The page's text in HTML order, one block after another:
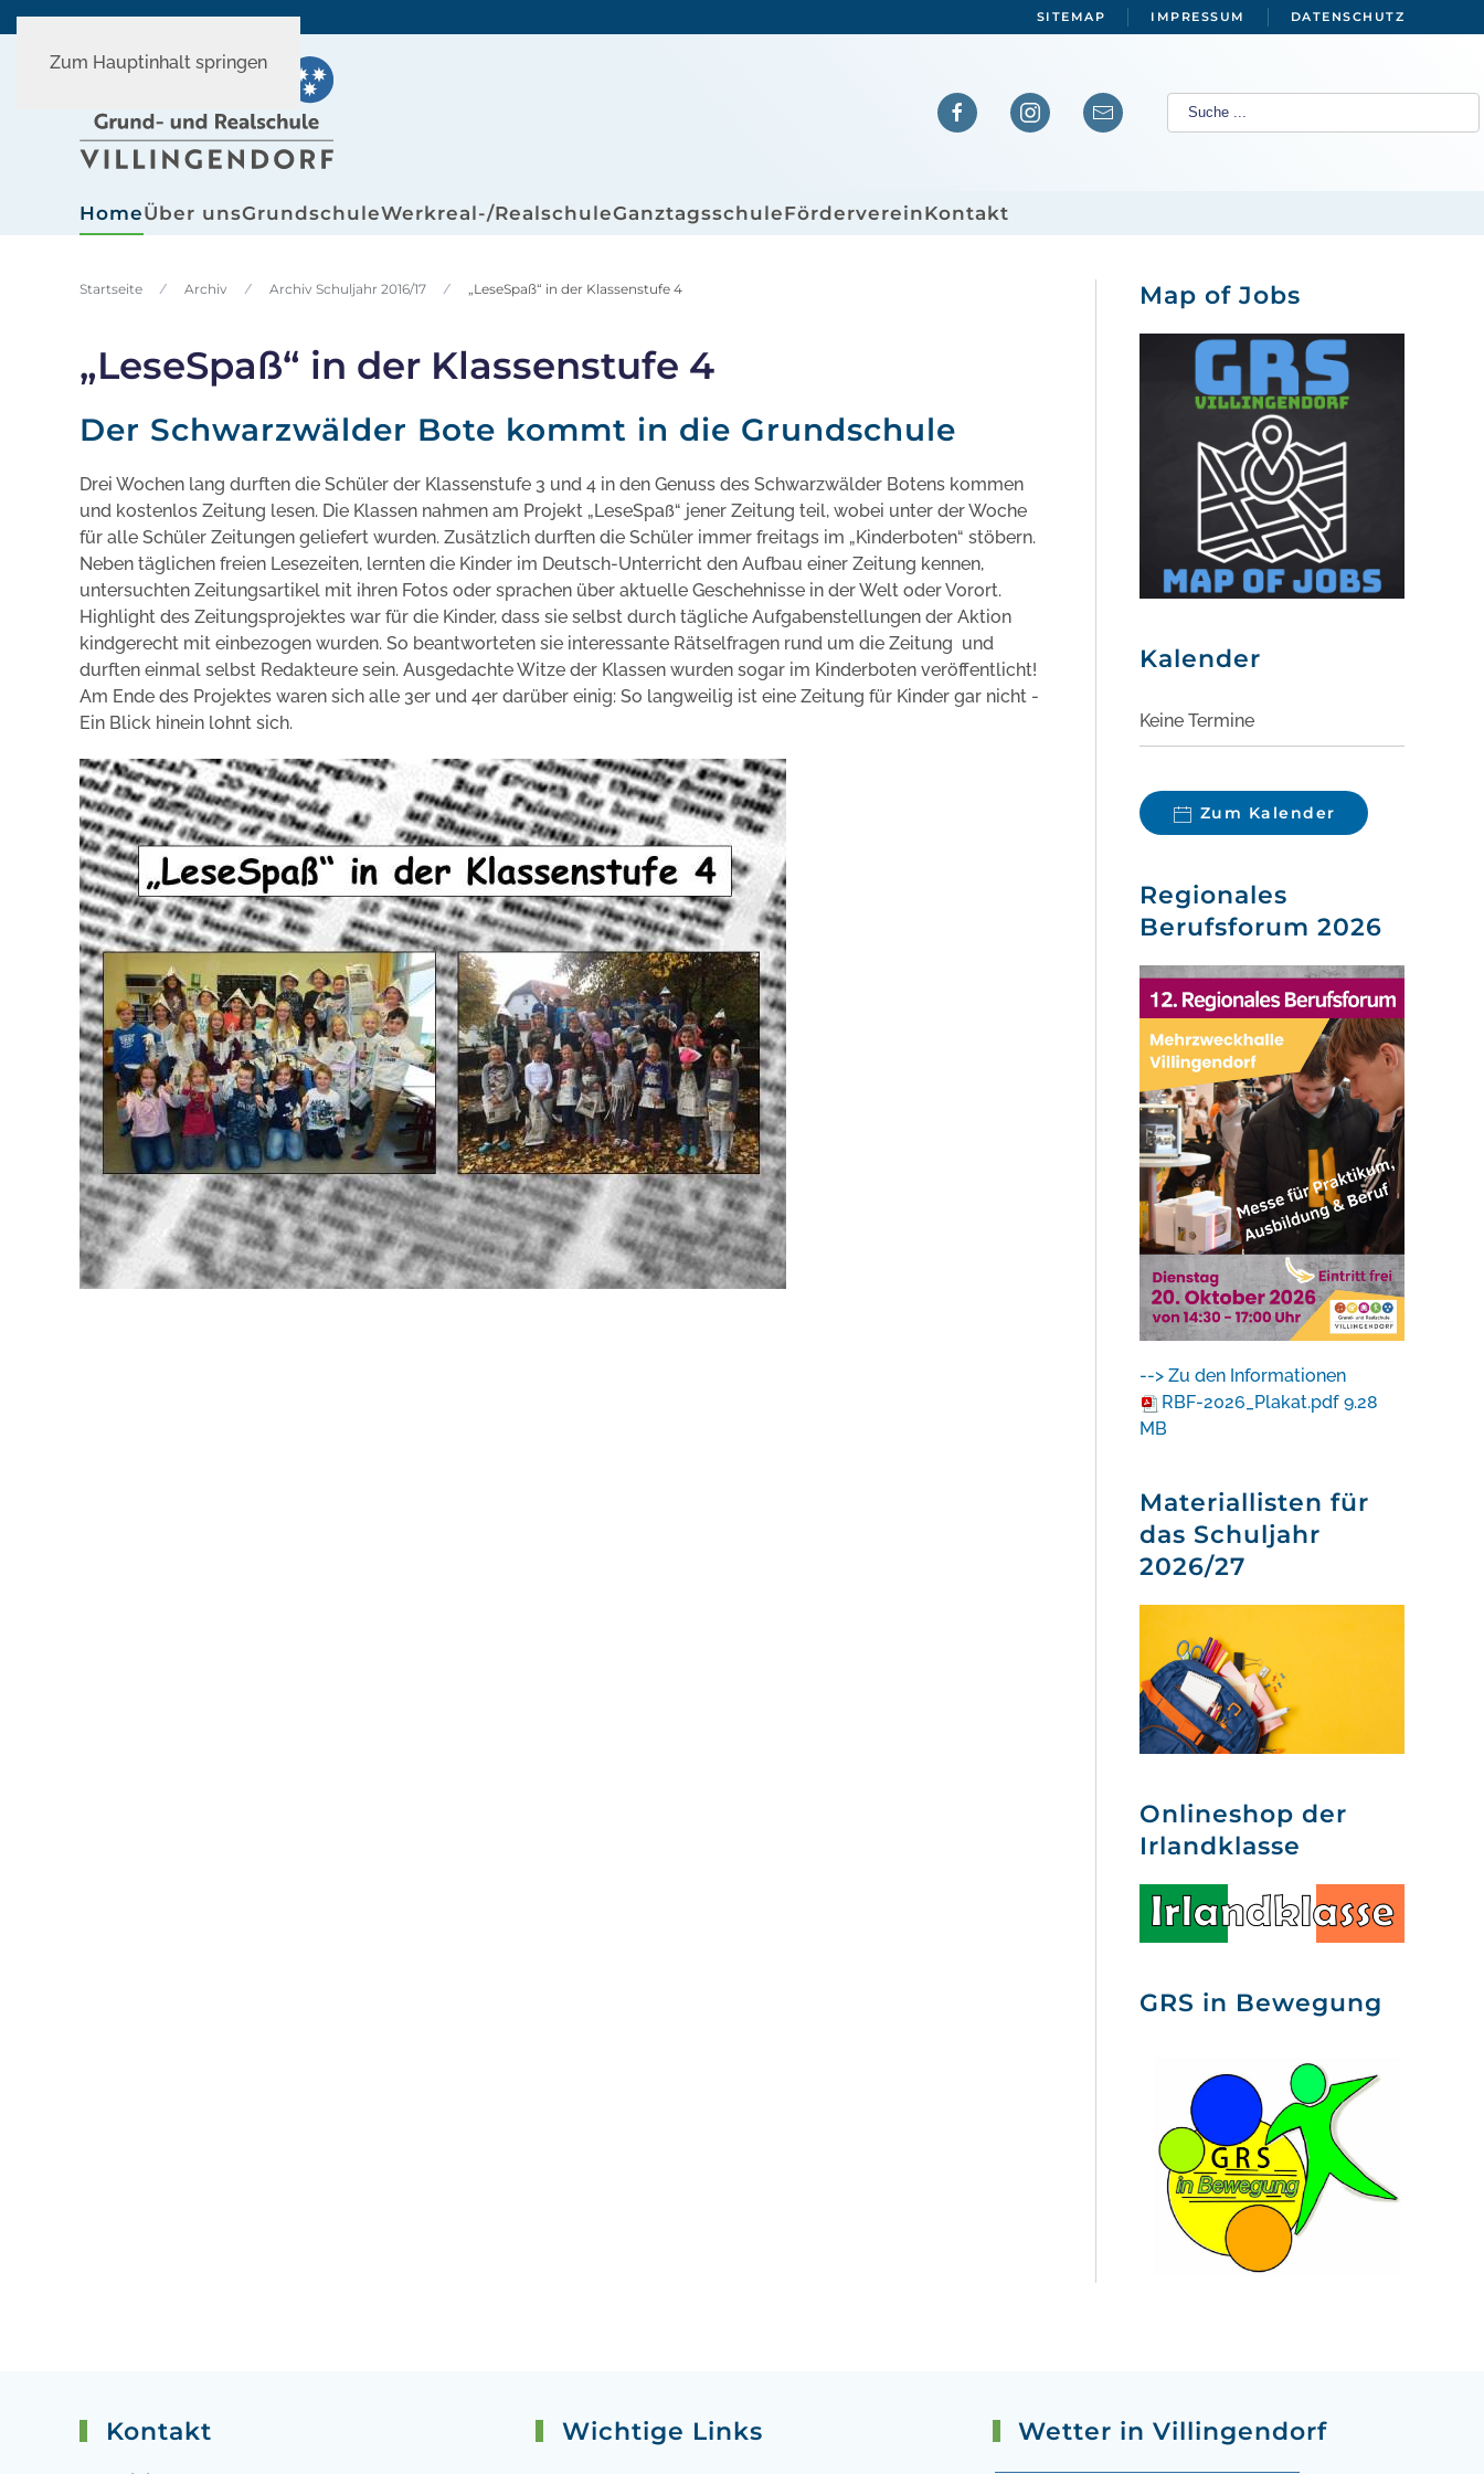
Zum Hauptinhalt springen
SITEMAP IMPRESSUM DATENSCHUTZ
HomeÜber unsGrundschuleWerkreal-/RealschuleGanztagsschuleFördervereinKontakt
Startseite Archiv Archiv Schuljahr 2016/17 „LeseSpaß“ in der Klassenstufe 4
„LeseSpaß“ in der Klassenstufe 4
Der Schwarzwälder Bote kommt in die Grundschule
Drei Wochen lang durften die Schüler der Klassenstufe 3 und 4 in den Genuss des Schwarzwälder Botens kommen
und kostenlos Zeitung lesen. Die Klassen nahmen am Projekt „LeseSpaß“ jener Zeitung teil, wobei unter der Woche
für alle Schüler Zeitungen geliefert wurden. Zusätzlich durften die Schüler immer freitags im „Kinderboten“ stöbern.
Neben täglichen freien Lesezeiten, lernten die Kinder im Deutsch-Unterricht den Aufbau einer Zeitung kennen,
untersuchten Zeitungsartikel mit ihren Fotos oder sprachen über aktuelle Geschehnisse in der Welt oder Vorort.
Highlight des Zeitungsprojektes war für die Kinder, dass sie selbst durch tägliche Aufgabenstellungen der Aktion
kindgerecht mit einbezogen wurden. So beantworteten sie interessante Rätselfragen rund um die Zeitung und
durften einmal selbst Redakteure sein. Ausgedachte Witze der Klassen wurden sogar im Kinderboten veröffentlicht!
Am Ende des Projektes waren sich alle 3er und 4er darüber einig: So langweilig ist eine Zeitung für Kinder gar nicht -
Ein Blick hinein lohnt sich.
Map of Jobs
Kalender
Keine Termine
Zum Kalender
Regionales
Berufsforum 2026
--> Zu den Informationen
RBF-2026_Plakat.pdf 9.28
MB
Materiallisten für
das Schuljahr
2026/27
Onlineshop der
Irlandklasse
GRS in Bewegung
Kontakt Wichtige Links Wetter in Villingendorf